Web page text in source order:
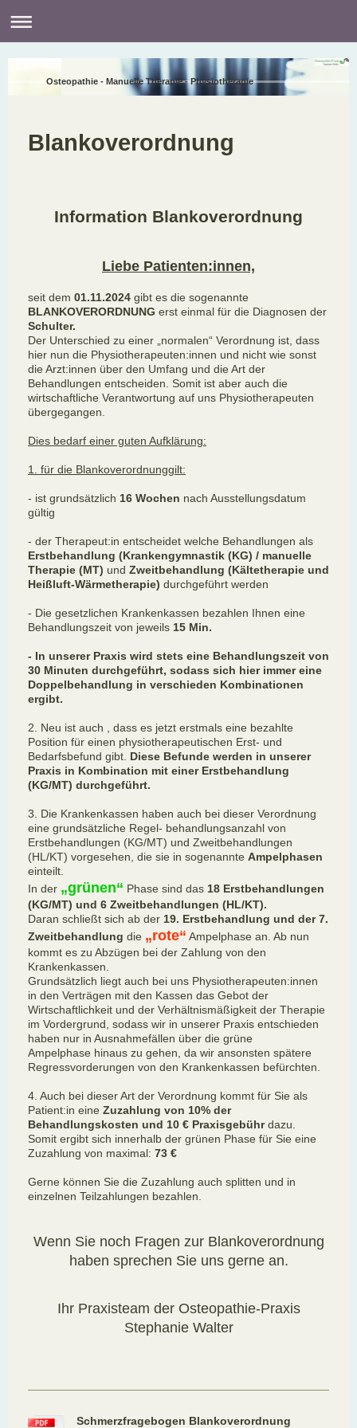
Osteopathie - Manuelle Therapie - Physiotherapie
Blankoverordnung
Information Blankoverordnung
Liebe Patienten:innen,
seit dem 01.11.2024 gibt es die sogenannte
BLANKOVERORDNUNG erst einmal für die Diagnosen der
Schulter.
Der Unterschied zu einer „normalen“ Verordnung ist, dass
hier nun die Physiotherapeuten:innen und nicht wie sonst
die Arzt:innen über den Umfang und die Art der
Behandlungen entscheiden. Somit ist aber auch die
wirtschaftliche Verantwortung auf uns Physiotherapeuten
übergegangen.
Dies bedarf einer guten Aufklärung:
1. für die Blankoverordnunggilt:
- ist grundsätzlich 16 Wochen nach Ausstellungsdatum
gültig
- der Therapeut:in entscheidet welche Behandlungen als
Erstbehandlung (Krankengymnastik (KG) / manuelle
Therapie (MT) und Zweitbehandlung (Kältetherapie und
Heißluft-Wärmetherapie) durchgeführt werden
- Die gesetzlichen Krankenkassen bezahlen Ihnen eine
Behandlungszeit von jeweils 15 Min.
- In unserer Praxis wird stets eine Behandlungszeit von
30 Minuten durchgeführt, sodass sich hier immer eine
Doppelbehandlung in verschieden Kombinationen
ergibt.
2. Neu ist auch , dass es jetzt erstmals eine bezahlte
Position für einen physiotherapeutischen Erst- und
Bedarfsbefund gibt. Diese Befunde werden in unserer
Praxis in Kombination mit einer Erstbehandlung
(KG/MT) durchgeführt.
3. Die Krankenkassen haben auch bei dieser Verordnung
eine grundsätzliche Regel- behandlungsanzahl von
Erstbehandlungen (KG/MT) und Zweitbehandlungen
(HL/KT) vorgesehen, die sie in sogenannte Ampelphasen
einteilt.
In der „grünen“ Phase sind das 18 Erstbehandlungen
(KG/MT) und 6 Zweitbehandlungen (HL/KT).
Daran schließt sich ab der 19. Erstbehandlung und der 7.
Zweitbehandlung die „rote“ Ampelphase an. Ab nun
kommt es zu Abzügen bei der Zahlung von den
Krankenkassen.
Grundsätzlich liegt auch bei uns Physiotherapeuten:innen
in den Verträgen mit den Kassen das Gebot der
Wirtschaftlichkeit und der Verhältnismäßigkeit der Therapie
im Vordergrund, sodass wir in unserer Praxis entschieden
haben nur in Ausnahmefällen über die grüne
Ampelphase hinaus zu gehen, da wir ansonsten spätere
Regressvorderungen von den Krankenkassen befürchten.
4. Auch bei dieser Art der Verordnung kommt für Sie als
Patient:in eine Zuzahlung von 10% der
Behandlungskosten und 10 € Praxisgebührdazu.
Somit ergibt sich innerhalb der grünen Phase für Sie eine
Zuzahlung von maximal: 73 €
Gerne können Sie die Zuzahlung auch splitten und in
einzelnen Teilzahlungen bezahlen.
Wenn Sie noch Fragen zur Blankoverordnung
haben sprechen Sie uns gerne an.
Ihr Praxisteam der Osteopathie-Praxis
Stephanie Walter
Schmerzfragebogen Blankoverordnung